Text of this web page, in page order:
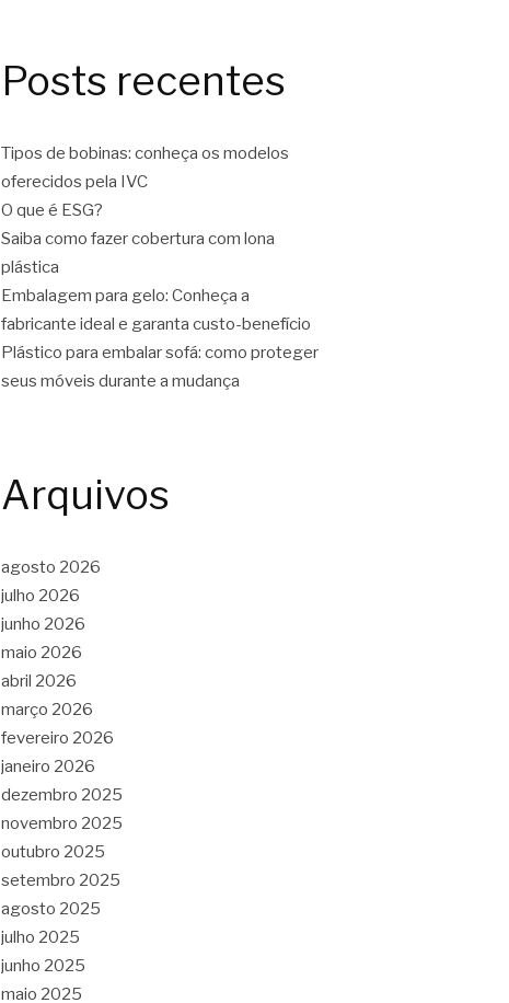
Posts recentes
Tipos de bobinas: conheça os modelos
oferecidos pela IVC
O que é ESG?
Saiba como fazer cobertura com lona
plástica
Embalagem para gelo: Conheça a
fabricante ideal e garanta custo-benefício
Plástico para embalar sofá: como proteger
seus móveis durante a mudança
Arquivos
agosto 2026
julho 2026
junho 2026
maio 2026
abril 2026
março 2026
fevereiro 2026
janeiro 2026
dezembro 2025
novembro 2025
outubro 2025
setembro 2025
agosto 2025
julho 2025
junho 2025
maio 2025